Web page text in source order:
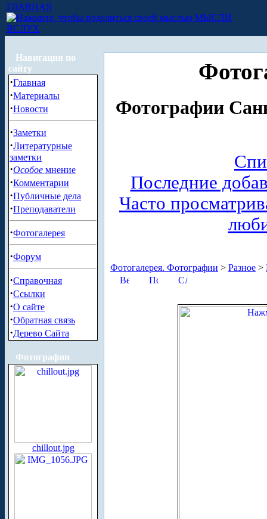
ГЛАВНАЯ
МЫСЛИ
ВСЛУХ
Навигация по
сайту
·Главная
·Материалы
·Новости
·Заметки
·Литературные
заметки
·Особое мнение
·Комментарии
·Публичные дела
·Преподаватели
·Фотогалерея
·Форум
·Справочная
·Ссылки
·О сайте
·Обратная связь
·Дерево Сайта
Фотографии
chillout.jpg
Фотографии
Последние
Часто
Фотогалерея. Фотографии > Разное >